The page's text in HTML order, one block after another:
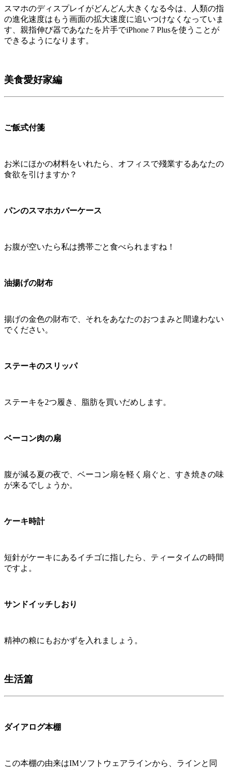
スマホのディスプレイがどんどん大きくなる今は、人類の指
の進化速度はもう画面の拡大速度に追いつけなくなっていま
す、親指伸び器であなたを片手でiPhone 7 Plusを使うことが
できるようになります。
美食愛好家編
ご飯式付箋
お米にほかの材料をいれたら、オフィスで殘業するあなたの
食欲を引けますか？
パンのスマホカバーケース
お腹が空いたら私は携帯ごと食べられますね！
油揚げの財布
揚げの金色の財布で、それをあなたのおつまみと間違わない
でください。
ステーキのスリッパ
ステーキを2つ履き、脂肪を買いだめします。
ベーコン肉の扇
腹が減る夏の夜で、ベーコン扇を軽く扇ぐと、すき焼きの味
が来るでしょうか。
ケーキ時計
短針がケーキにあるイチゴに指したら、ティータイムの時間
ですよ。
サンドイッチしおり
精神の粮にもおかずを入れましょう。
生活篇
ダイアログ本棚
この本棚の由来はIMソフトウェアラインから、ラインと同